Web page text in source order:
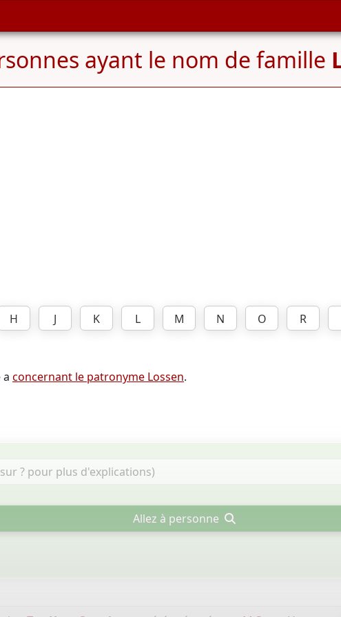
ayant le nom de famille
H J K L M N O R
concernant le patronyme Lossen.
Allez à personne